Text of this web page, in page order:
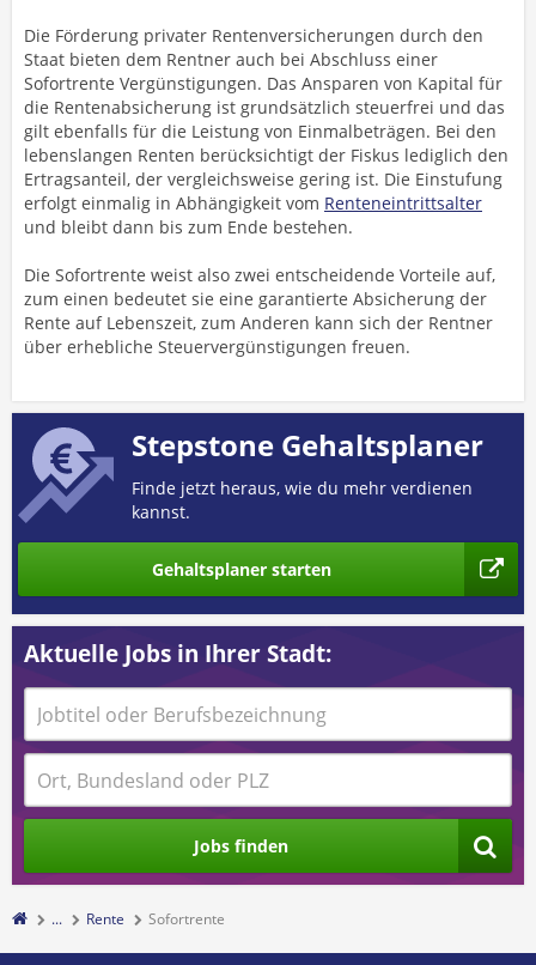
Die Förderung privater Rentenversicherungen durch den
Staat bieten dem Rentner auch bei Abschluss einer
Sofortrente Vergünstigungen. Das Ansparen von Kapital für
die Rentenabsicherung ist grundsätzlich steuerfrei und das
gilt ebenfalls für die Leistung von Einmalbeträgen. Bei den
lebenslangen Renten berücksichtigt der Fiskus lediglich den
Ertragsanteil, der vergleichsweise gering ist. Die Einstufung
erfolgt einmalig in Abhängigkeit vom Renteneintrittsalter
und bleibt dann bis zum Ende bestehen.
Die Sofortrente weist also zwei entscheidende Vorteile auf,
zum einen bedeutet sie eine garantierte Absicherung der
Rente auf Lebenszeit, zum Anderen kann sich der Rentner
über erhebliche Steuervergünstigungen freuen.
Stepstone Gehaltsplaner
Finde jetzt heraus, wie du mehr verdienen
kannst.
Gehaltsplaner starten
Aktuelle Jobs in Ihrer Stadt:
Jobs finden
... Rente Sofortrente